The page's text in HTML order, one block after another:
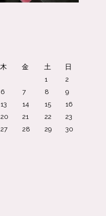
木 金 土
日
1
2
6 7 8
9
13 14 15
16
20 21 22
23
27 28 29
30